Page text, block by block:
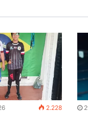
2.228